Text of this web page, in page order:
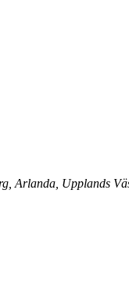
Arlanda, Upplands